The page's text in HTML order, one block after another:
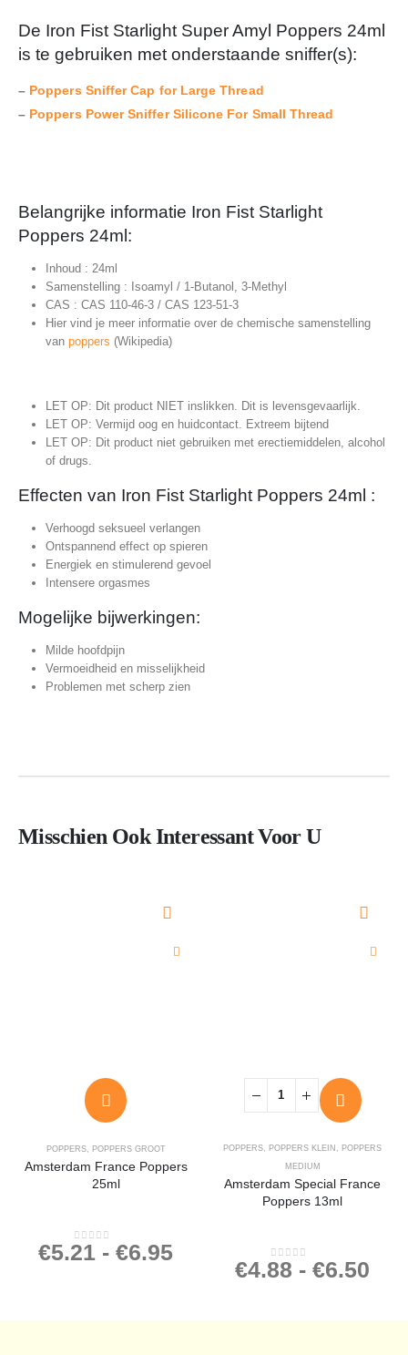
De Iron Fist Starlight Super Amyl Poppers 24ml
is te gebruiken met onderstaande sniffer(s):
– Poppers Sniffer Cap for Large Thread
– Poppers Power Sniffer Silicone For Small Thread
Belangrijke informatie Iron Fist Starlight
Poppers 24ml:
Inhoud : 24ml
Samenstelling : Isoamyl / 1-Butanol, 3-Methyl
CAS : CAS 110-46-3 / CAS 123-51-3
Hier vind je meer informatie over de chemische samenstelling
van poppers (Wikipedia)
LET OP: Dit product NIET inslikken. Dit is levensgevaarlijk.
LET OP: Vermijd oog en huidcontact. Extreem bijtend
LET OP: Dit product niet gebruiken met erectiemiddelen, alcohol
of drugs.
Effecten van Iron Fist Starlight Poppers 24ml :
Verhoogd seksueel verlangen
Ontspannend effect op spieren
Energiek en stimulerend gevoel
Intensere orgasmes
Mogelijke bijwerkingen:
Milde hoofdpijn
Vermoeidheid en misselijkheid
Problemen met scherp zien
Misschien Ook Interessant Voor U
POPPERS, POPPERS GROOT
Amsterdam France Poppers
25ml
0out of 5
€5.21 - €6.95
POPPERS POPPERS KLEIN
POPPERS
MEDIUM
Amsterdam Special France
Poppers 13ml
0out of 5
€4.88 - €6.50